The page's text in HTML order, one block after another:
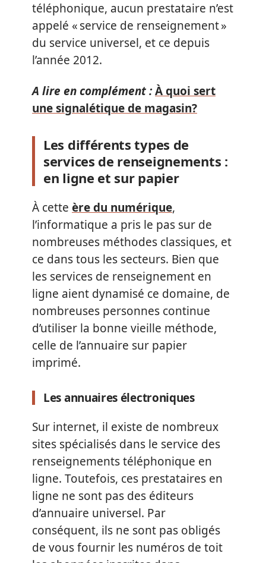
téléphonique, aucun prestataire n’est
appelé « service de renseignement »
du service universel, et ce depuis
l’année 2012.
A lire en complément :À quoi sert
une signalétique de magasin?
Les différents types de
services de renseignements :
en ligne et sur papier
À cette ère du numérique,
l’informatique a pris le pas sur de
nombreuses méthodes classiques, et
ce dans tous les secteurs. Bien que
les services de renseignement en
ligne aient dynamisé ce domaine, de
nombreuses personnes continue
d’utiliser la bonne vieille méthode,
celle de l’annuaire sur papier
imprimé.
Les annuaires électroniques
Sur internet, il existe de nombreux
sites spécialisés dans le service des
renseignements téléphonique en
ligne. Toutefois, ces prestataires en
ligne ne sont pas des éditeurs
d’annuaire universel. Par
conséquent, ils ne sont pas obligés
de vous fournir les numéros de toit